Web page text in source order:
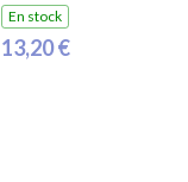
En stock
13,20 €